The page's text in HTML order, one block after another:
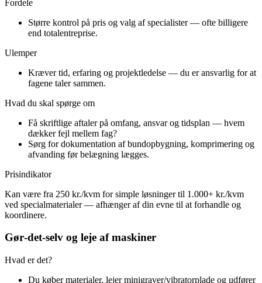
Fordele
Større kontrol på pris og valg af specialister — ofte billigere
end totalentreprise.
Ulemper
Kræver tid, erfaring og projektledelse — du er ansvarlig for at
fagene taler sammen.
Hvad du skal spørge om
Få skriftlige aftaler på omfang, ansvar og tidsplan — hvem
dækker fejl mellem fag?
Sørg for dokumentation af bundopbygning, komprimering og
afvanding før belægning lægges.
Prisindikator
Kan være fra 250 kr./kvm for simple løsninger til 1.000+ kr./kvm
ved specialmaterialer — afhænger af din evne til at forhandle og
koordinere.
Gør‑det‑selv og leje af maskiner
Hvad er det?
Du køber materialer, lejer minigraver/vibratorplade og udfører